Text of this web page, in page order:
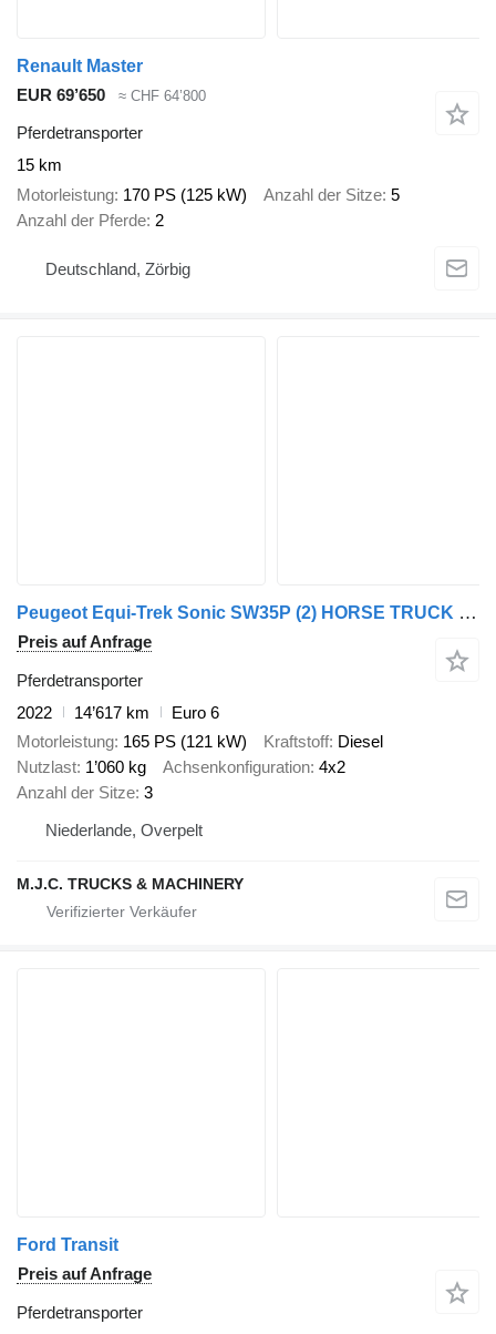
Renault Master
EUR 69’650
≈ CHF 64’800
Pferdetransporter
15 km
Motorleistung 170 PS (125 kW) Anzahl der Sitze 5
Anzahl der Pferde 2
Deutschland, Zörbig
Peugeot Equi-Trek Sonic SW35P (2) HORSE TRUCK / PAARDENCAMION - B RIJBEW
Preis auf Anfrage
Pferdetransporter
2022
14’617 km
Euro 6
Motorleistung 165 PS (121 kW) Kraftstoff Diesel
Nutzlast 1’060 kg Achsenkonfiguration 4x2
Anzahl der Sitze 3
Niederlande, Overpelt
M.J.C. TRUCKS & MACHINERY
Ford Transit
Preis auf Anfrage
Pferdetransporter